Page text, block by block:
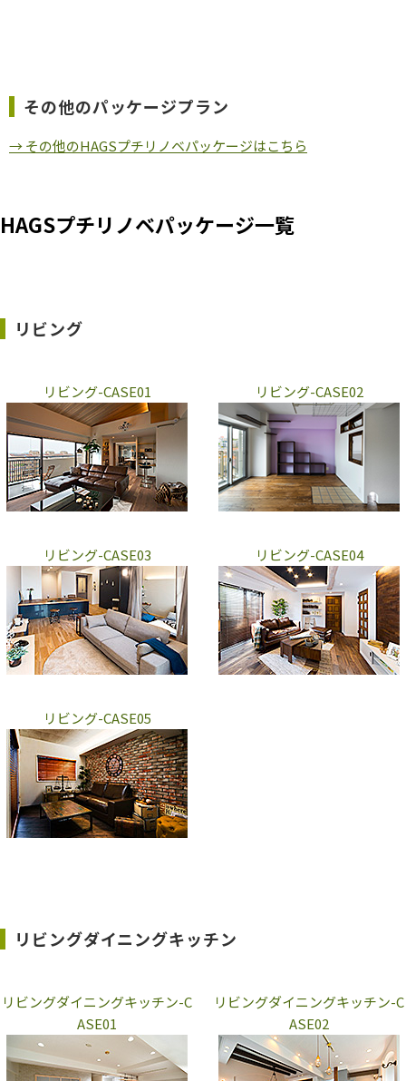
その他のパッケージプラン
→ その他のHAGSプチリノベパッケージはこちら
HAGSプチリノベパッケージ一覧
リビング
リビング-CASE01 リビング-CASE02
リビング-CASE03 リビング-CASE04
リビング-CASE05
リビングダイニングキッチン
リビングダイニングキッチン-C
ASE01
リビングダイニングキッチン-C
ASE02